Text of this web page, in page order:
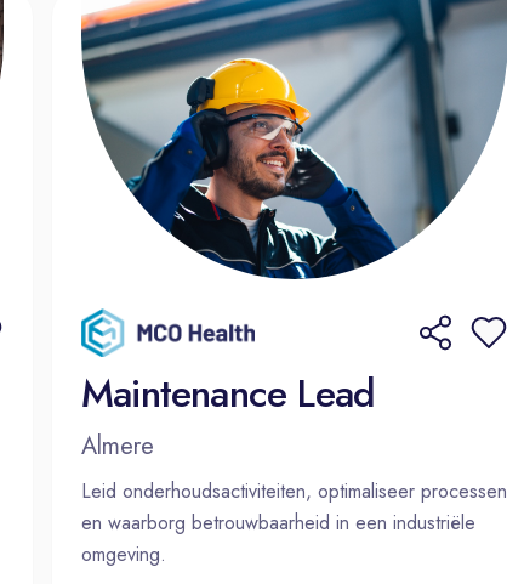
Maintenance Lead
Almere
Leid onderhoudsactiviteiten, optimaliseer processen
en waarborg betrouwbaarheid in een industriële
omgeving.